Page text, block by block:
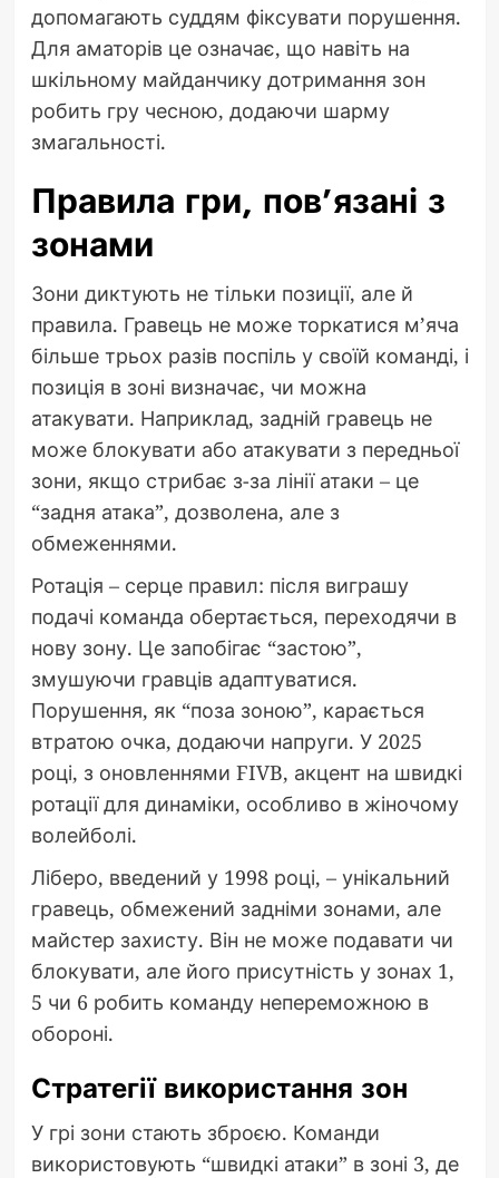
допомагають суддям фіксувати порушення.
Для аматорів це означає, що навіть на
шкільному майданчику дотримання зон
робить гру чесною, додаючи шарму
змагальності.
Правила гри, пов’язані з
зонами
Зони диктують не тільки позиції, але й
правила. Гравець не може торкатися м’яча
більше трьох разів поспіль у своїй команді, і
позиція в зоні визначає, чи можна
атакувати. Наприклад, задній гравець не
може блокувати або атакувати з передньої
зони, якщо стрибає з-за лінії атаки – це
“задня атака”, дозволена, але з
обмеженнями.
Ротація – серце правил: після виграшу
подачі команда обертається, переходячи в
нову зону. Це запобігає “застою”,
змушуючи гравців адаптуватися.
Порушення, як “поза зоною”, карається
втратою очка, додаючи напруги. У 2025
році, з оновленнями FIVB, акцент на швидкі
ротації для динаміки, особливо в жіночому
волейболі.
Ліберо, введений у 1998 році, – унікальний
гравець, обмежений задніми зонами, але
майстер захисту. Він не може подавати чи
блокувати, але його присутність у зонах 1,
5 чи 6 робить команду непереможною в
обороні.
Стратегії використання зон
У грі зони стають зброєю. Команди
використовують “швидкі атаки” в зоні 3, де